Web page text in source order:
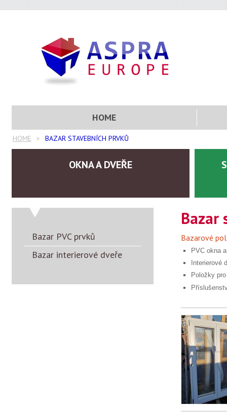
HOME BAZAR STAVEBNÍCH PRVKŮ
OKNA A DVEŘE
Bazar
Bazarové
PVC okna
Interierové
Položky
Bazar PVC prvků
Bazar interierové dveře
HOME